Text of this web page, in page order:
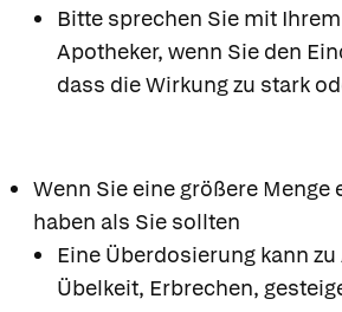
Bitte sprechen Sie mit
Apotheker, wenn Sie den
dass die Wirkung zu stark
Wenn Sie eine größere Menge
haben als Sie sollten
Eine Überdosierung kann
Übelkeit, Erbrechen,